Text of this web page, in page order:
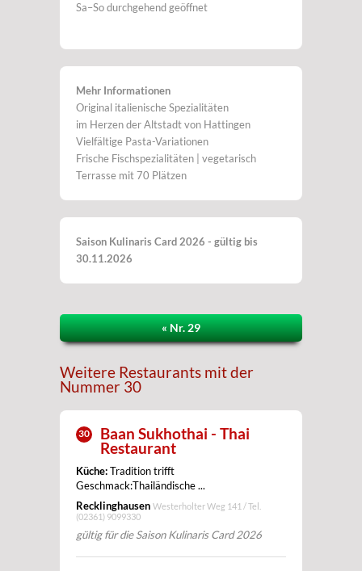
Sa–So durchgehend geöffnet
Mehr Informationen
Original italienische Spezialitäten
im Herzen der Altstadt von Hattingen
Vielfältige Pasta-Variationen
Frische Fischspezialitäten | vegetarisch
Terrasse mit 70 Plätzen
Saison Kulinaris Card 2026 - gültig bis
30.11.2026
« Nr. 29
Weitere Restaurants mit der
Nummer 30
30
Baan Sukhothai - Thai
Restaurant
Küche:Tradition trifft
Geschmack:Thailändische ...
Recklinghausen Westerholter Weg 141 / Tel.
(02361) 9099330
gültig für die Saison Kulinaris Card 2026